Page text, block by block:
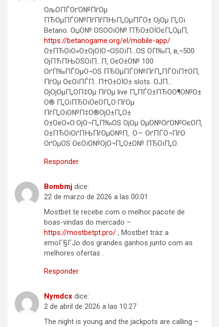
ОљО­ПЃОґО№ПѓОµ
ПЂОµПЃО№ПѓПѓПЊП„ОµПЃО± ОјОµ П„Ої
Betano. ОџО№ ОЅО­ОїО№ ПЂО±ОЇОєП„ОµП‚
https://betanogame.org/el/mobile-app/
О±ПЂОїО»О±ОјОІО¬ОЅОїП…ОЅ О­П‰П‚ в‚¬500
ОјПЂПЊОЅОїП…П‚ ОєО±О№ 100
ОґП‰ПЃОµО¬ОЅ ПЂОµПЃО№ПѓП„ПЃОїП†О­П‚
ПѓОµ ОєОїПЃП…П†О±ОЇО± slots. ОЈП…
ОјОјОµП„О­П‡Оµ ПѓОµ live П„ПЃО±ПЂО­О¶О№О±
О® П„ОїПЂОїОёО­П„О·ПѓОµ
ПѓП„ОїО№П‡О®ОјО±П„О±
О±ОёО»О·ОјО¬П„П‰ОЅ ОјОµ ОµО№ОґО№ОєО­П‚
О±ПЂОїОґПЊПѓОµО№П‚. О— ОґПЃО¬ПѓО·
ОґОµОЅ ОєОїО№ОјО¬П„О±О№ ПЂОїП„О­.
Responder
Bombmj dice:
22 de marzo de 2026 a las 00:01
Mostbet te recebe com o melhor pacote de
boas-vindas do mercado –
https://mostbetpt.pro/ , Mostbet traz a
emoГ§ГЈo dos grandes ganhos junto com as
melhores ofertas .
Responder
Nymdcx dice:
2 de abril de 2026 a las 10:27
The night is young and the jackpots are calling –